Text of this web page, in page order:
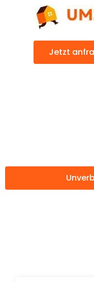
Jetzt